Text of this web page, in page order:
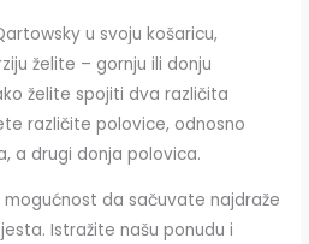
u svoju košaricu,
želite – gornju ili donju
želite spojiti dva različita
različite polovice, odnosno
a drugi donja polovica.
mogućnost da sačuvate najdraže
Istražite našu ponudu i